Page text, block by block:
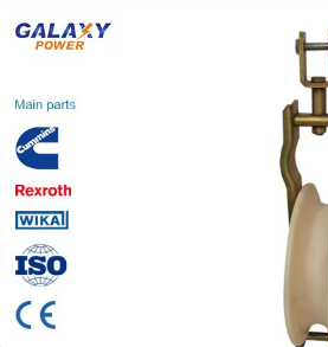
ΣΠΊΤΙ
ΠΡΟΪΌΝΤΑ
ΣΧΕΤΙΚΆ
ΜΕ
power
industry
limited.